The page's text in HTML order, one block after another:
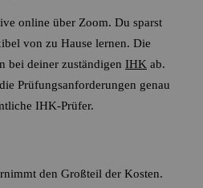
online über Zoom. Du sparst
von zu Hause lernen. Die
bei deiner zuständigen IHK ab.
Prüfungsanforderungen genau
IHK-Prüfer.
den Großteil der Kosten.